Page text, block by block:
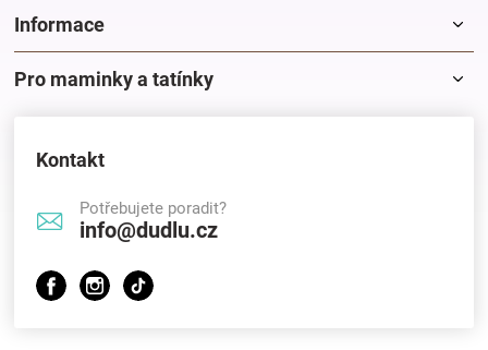
Informace
Pro maminky a tatínky
Kontakt
Potřebujete poradit?
info@dudlu.cz